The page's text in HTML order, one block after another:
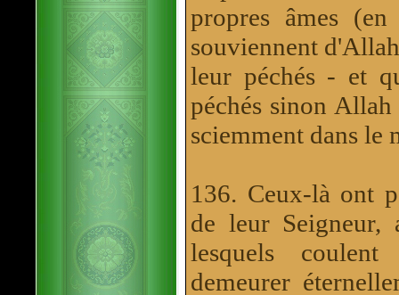
propres âmes
souviennent
leur péchés - et
péchés sinon
sciemment dans le
136. Ceux-là ont
de leur Seigneur,
lesquels
demeurer